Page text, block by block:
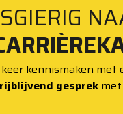
kennismaken met
gesprek